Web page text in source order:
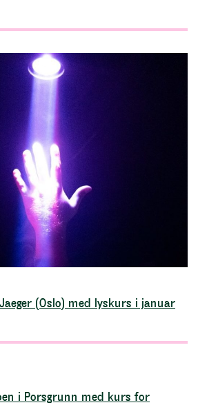
(Oslo) med lyskurs i januar
i Porsgrunn med kurs for